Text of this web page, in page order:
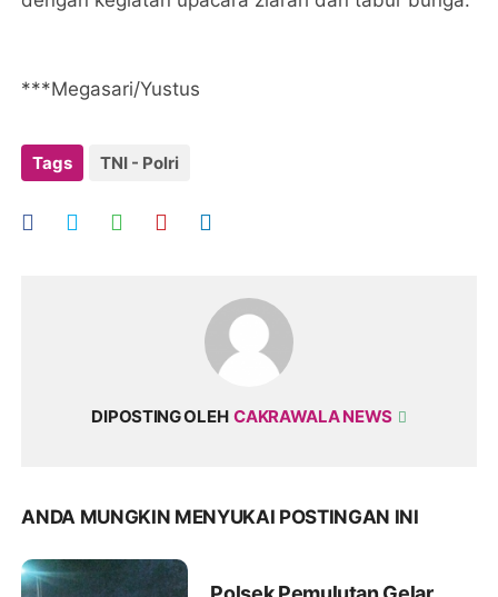
***Megasari/Yustus
Tags TNI - Polri
DIPOSTING OLEH CAKRAWALA NEWS
ANDA MUNGKIN MENYUKAI POSTINGAN INI